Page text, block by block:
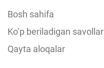
Bosh sahifa
Ko‘p beriladigan savollar
Qayta aloqalar